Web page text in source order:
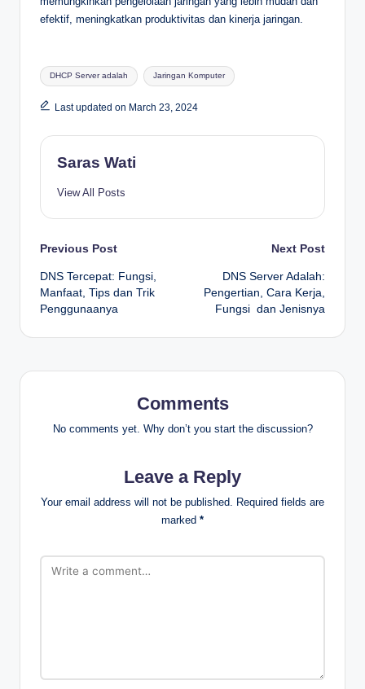
efektif, meningkatkan produktivitas dan kinerja jaringan.
Tags:
DHCP Server adalah Jaringan Komputer
Last updated on March 23, 2024
Saras Wati
View All Posts
Post
navigation
Previous Post
DNS Tercepat: Fungsi,
Manfaat, Tips dan Trik
Penggunaanya
Next Post
DNS Server Adalah:
Pengertian, Cara Kerja,
Fungsi dan Jenisnya
Comments
No comments yet. Why don’t you start the discussion?
Leave a Reply
Your email address will not be published.
Required fields are
marked *